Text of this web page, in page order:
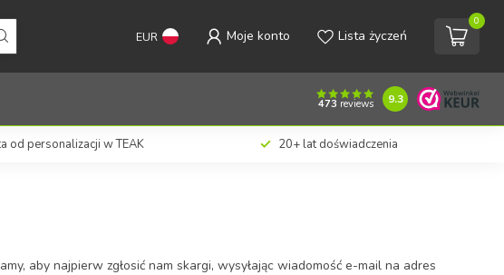
EUR Moje konto Lista życzeń
0
473 reviews 9.3
od personalizacji w TEAK 20+ lat doświadczenia
aby najpierw zgłosić nam skargi, wysyłając wiadomość e-mail na adres